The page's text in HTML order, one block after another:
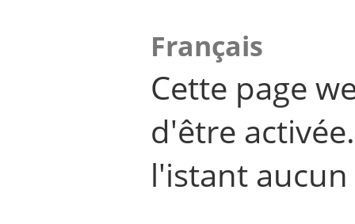
Français
Cette page
d'être
l'istant